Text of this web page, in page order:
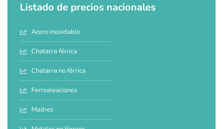
Listado de precios nacionales
Acero inoxidable
Chatarra férrica
Chatarra no férrica
Ferroaleaciones
Madres